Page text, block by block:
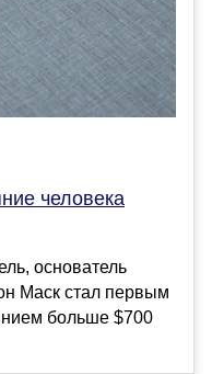
человека
основатель
Маск стал первым
больше $700